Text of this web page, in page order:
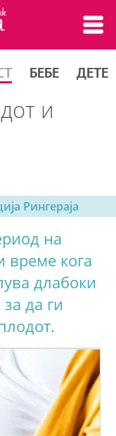
БЕБЕ ДЕТЕ
и
Рингераја
на
време кога
длабоки
да ги